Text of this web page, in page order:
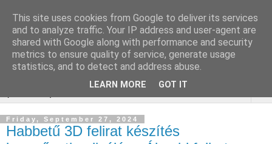
Online marketing Bor
webáruház
Friday, September 27, 2024
Habbetű 3D felirat készítés
This site uses cookies from Google to deliver its services
and to analyze traffic. Your IP address and user-agent are
shared with Google along with performance and security
metrics to ensure quality of service, generate usage
statistics, and to detect and address abuse.
LEARN MORE GOT IT